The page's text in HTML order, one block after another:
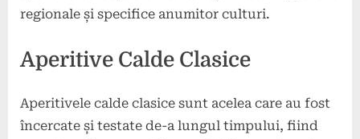
regionale și specifice anumitor culturi.
Aperitive Calde Clasice
Aperitivele calde clasice sunt acelea care au fost
încercate și testate de-a lungul timpului, fiind